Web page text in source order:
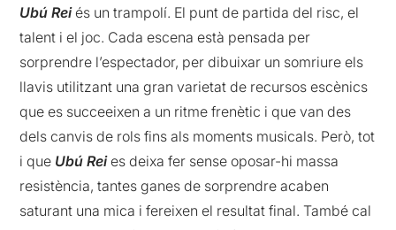
Ubú Reiés un trampolí. El punt de partida del risc, el
talent i el joc. Cada escena està pensada per
sorprendre l’espectador, per dibuixar un somriure els
llavis utilitzant una gran varietat de recursos escènics
que es succeeixen a un ritme frenètic i que van des
dels canvis de rols fins als moments musicals. Però, tot
i que Ubú Rei es deixa fer sense oposar-hi massa
resistència, tantes ganes de sorprendre acaben
saturant una mica i fereixen el resultat final. També cal